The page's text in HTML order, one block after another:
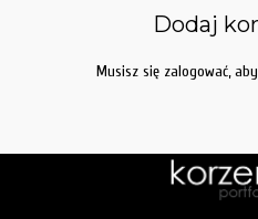
Dodaj
Musisz się zalogować,